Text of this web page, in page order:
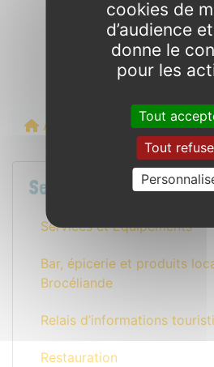
Accueil Les Marchés
Services sur le camping
Services et Équipements
Bar, épicerie et produits
Brocéliande
Relais d’informations
Restauration
cookies de
d’audience
donne le
pour les
Tout
Tout